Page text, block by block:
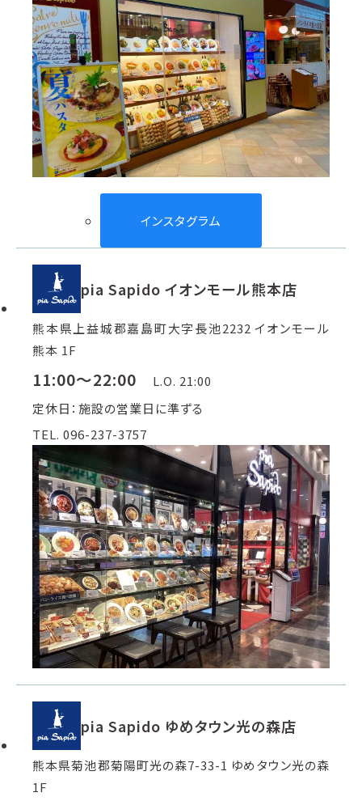
インスタグラム
pia Sapido イオンモール熊本店
熊本県上益城郡嘉島町大字長池2232 イオンモール
熊本 1F
11:00～22:00
L.O. 21:00
定休日：施設の営業日に準ずる
TEL. 096-237-3757
pia Sapido ゆめタウン光の森店
熊本県菊池郡菊陽町光の森7-33-1 ゆめタウン光の森
1F